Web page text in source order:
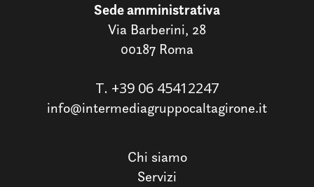
Sede amministrativa
Via Barberini, 28
00187 Roma
T. +39 06 45412247
info@intermediagruppocaltagirone.it
Chi siamo
Servizi